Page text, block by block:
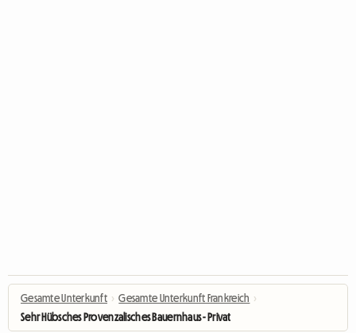
Gesamte Unterkunft › Gesamte Unterkunft Frankreich ›
Sehr Hübsches Provenzalisches Bauernhaus - Privates Schwimmbad